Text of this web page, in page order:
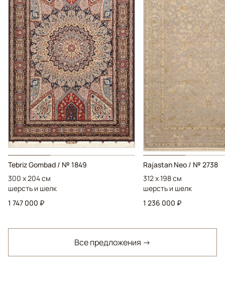
Tebriz Gombad / № 1849
300 x 204 см
шерсть и шелк
1 747 000 ₽
Rajastan Neo / № 2738
312 x 198 см
шерсть и шелк
1 236 000 ₽
Все предложения →